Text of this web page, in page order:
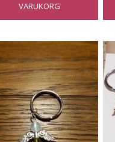
VARUKORG